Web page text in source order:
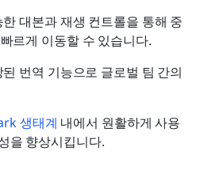
대본과 재생 컨트롤을 통해 중
르게 이동할 수 있습니다.
번역 기능으로 글로벌 팀 간의
생태계 내에서 원활하게 사용
을 향상시킵니다.